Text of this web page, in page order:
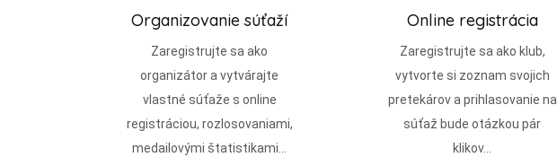
Organizovanie súťaží
Zaregistrujte sa ako
organizátor a vytvárajte
vlastné súťaže s online
registráciou, rozlosovaniami,
medailovými štatistikami...
Online registrácia
Zaregistrujte sa ako klub,
vytvorte si zoznam svojich
pretekárov a prihlasovanie na
súťaž bude otázkou pár
klikov...